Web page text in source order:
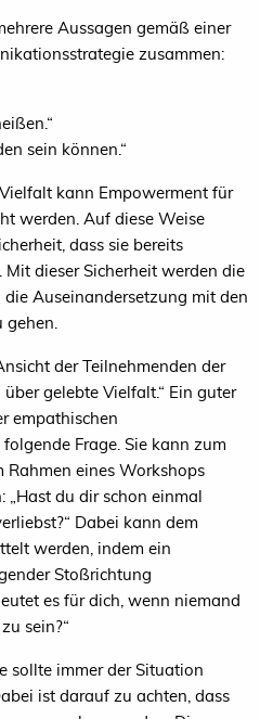
Aussagen gemäß einer
zusammen:
sein können.“
kann Empowerment für
werden. Auf diese Weise
dass sie bereits
dieser Sicherheit werden die
Auseinandersetzung mit den
gehen.
der Teilnehmenden der
gelebte Vielfalt.“ Ein guter
empathischen
Frage. Sie kann zum
Rahmen eines Workshops
„Hast du dir schon einmal
Dabei kann dem
werden, indem ein
Stoßrichtung
es für dich, wenn niemand
sein?“
sollte immer der Situation
ist darauf zu achten, dass